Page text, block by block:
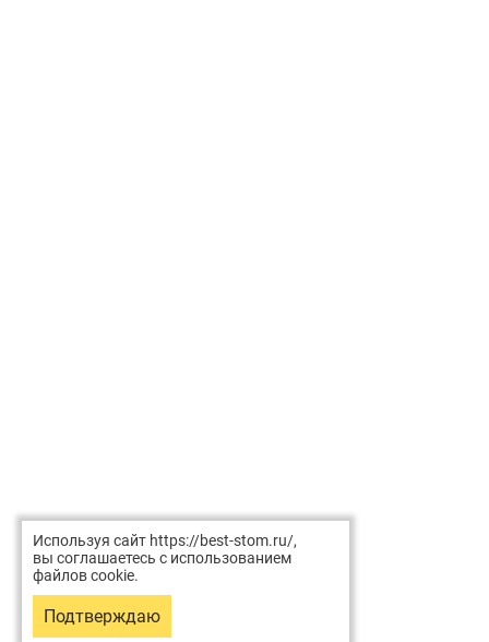
Используя сайт https://best-stom.ru/,
вы соглашаетесь с использованием
файлов cookie.
Подтверждаю